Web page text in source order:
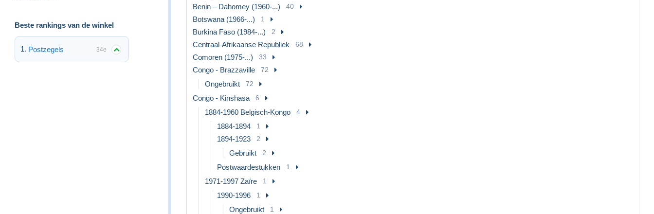
Beste rankings van de winkel
Postzegels 34e
Benin – Dahomey (1960-...) 40
Botswana (1966-...) 1
Burkina Faso (1984-...) 2
Centraal-Afrikaanse Republiek 68
Comoren (1975-...) 33
Congo - Brazzaville 72
Ongebruikt 72
Congo - Kinshasa 6
1884-1960 Belgisch-Kongo 4
1884-1894 1
1894-1923 2
Gebruikt 2
Postwaardestukken 1
1971-1997 Zaïre 1
1990-1996 1
Ongebruikt 1